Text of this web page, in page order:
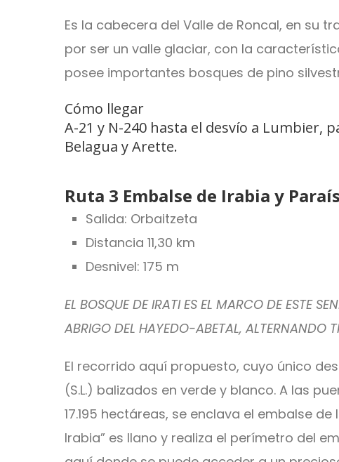
Es la cabecera del Valle de Roncal, en su
por ser un valle glaciar, con la
posee importantes bosques de pino
Cómo llegar
A-21 y N-240 hasta el desvío a Lumbier,
Belagua y Arette.
Ruta 3 Embalse de Irabia y
Salida: Orbaitzeta
Distancia 11,30 km
Desnivel: 175 m
EL BOSQUE DE IRATI ES EL MARCO DE ESTE
ABRIGO DEL HAYEDO-ABETAL, ALTERNANDO
El recorrido aquí propuesto, cuyo único
(S.L.) balizados en verde y blanco. A las
17.195 hectáreas, se enclava el embalse
Irabia” es llano y realiza el perímetro del